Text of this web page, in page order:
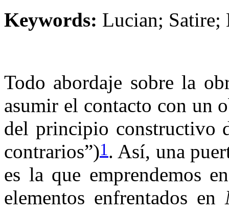
Keywords: Lucian;
Todo abordaje sobre la
asumir el contacto con un
del principio constructivo
contrarios”)1. Así, una
es la que emprendemos
elementos enfrentados en